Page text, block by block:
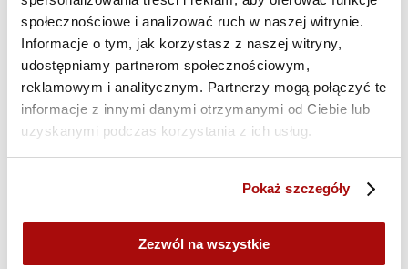
społecznościowe i analizować ruch w naszej witrynie.
Informacje o tym, jak korzystasz z naszej witryny,
udostępniamy partnerom społecznościowym,
reklamowym i analitycznym. Partnerzy mogą połączyć te
informacje z innymi danymi otrzymanymi od Ciebie lub
uzyskanymi podczas korzystania z ich usług.
Pokaż szczegóły
Zezwól na wszystkie
Zakres tematyczny
różnice między ambasadorem a influencerem oraz
sytuacje, w których warto postawić na
ambasadorów,
kryteria doboru ambasadorów i najczęstsze pułapki,
których należy unikać,
case study Drożdży Babuni – przykład, jak
autentyczne zaangażowanie wspiera rozwój
praktyczne modele współpracy: od
mikroambasadorów i programów B2B po